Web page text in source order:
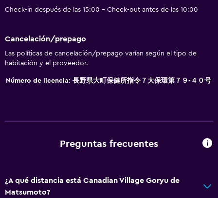
Bodega de esquí
Estacionamiento y transporte
Estacionamiento gratuito
Estacionamiento privado
Habitaciones para no fumadores disponibles
Mascotas permitidas bajo consulta (pueden aplicar cargos
Baño
Baño compartido
Check-in después de las 15:00 - Check-out antes de las 10:00
Cancelación/prepago
Las políticas de cancelación/prepago varían según el tipo de
habitación y el proveedor.
Número de licencia: 長野県大町保健所指令７大保環第７９-４０号
Preguntas frecuentes
¿A qué distancia está Canadian Village Goryu de
Matsumoto?